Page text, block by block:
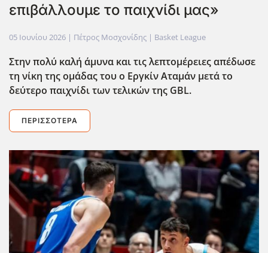
επιβάλλουμε το παιχνίδι μας»
05 Ιουνίου 2026 | Πέτρος Μοσχονίδης | Basket League
Στην πολύ καλή άμυνα και τις λεπτομέρειες απέδωσε
τη νίκη της ομάδας του ο Εργκίν Αταμάν μετά το
δεύτερο παιχνίδι των τελικών της GBL.
ΠΕΡΙΣΣΌΤΕΡΑ